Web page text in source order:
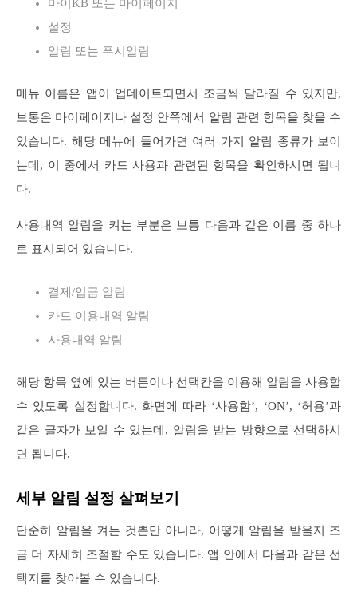
마이KB 또는 마이페이지
설정
알림 또는 푸시알림
메뉴 이름은 앱이 업데이트되면서 조금씩 달라질 수 있지만,
보통은 마이페이지나 설정 안쪽에서 알림 관련 항목을 찾을 수
있습니다. 해당 메뉴에 들어가면 여러 가지 알림 종류가 보이
는데, 이 중에서 카드 사용과 관련된 항목을 확인하시면 됩니
다.
사용내역 알림을 켜는 부분은 보통 다음과 같은 이름 중 하나
로 표시되어 있습니다.
결제/입금 알림
카드 이용내역 알림
사용내역 알림
해당 항목 옆에 있는 버튼이나 선택칸을 이용해 알림을 사용할
수 있도록 설정합니다. 화면에 따라 ‘사용함’, ‘ON’, ‘허용’과
같은 글자가 보일 수 있는데, 알림을 받는 방향으로 선택하시
면 됩니다.
세부 알림 설정 살펴보기
단순히 알림을 켜는 것뿐만 아니라, 어떻게 알림을 받을지 조
금 더 자세히 조절할 수도 있습니다. 앱 안에서 다음과 같은 선
택지를 찾아볼 수 있습니다.